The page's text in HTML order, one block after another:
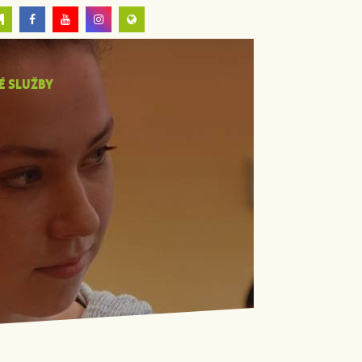
SLUŽBY